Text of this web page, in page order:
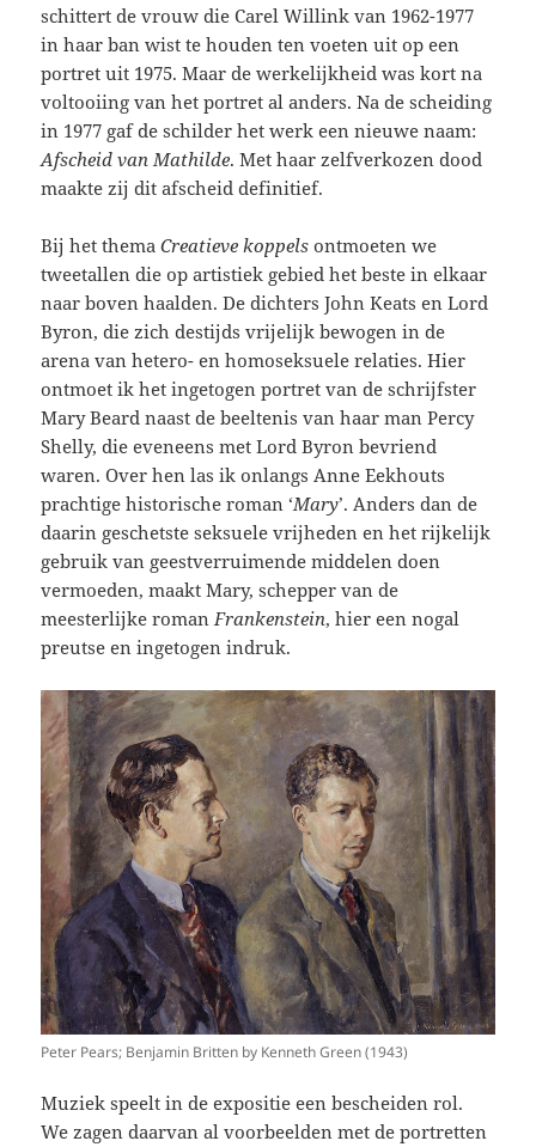
schittert de vrouw die Carel Willink van 1962-1977
in haar ban wist te houden ten voeten uit op een
portret uit 1975. Maar de werkelijkheid was kort na
voltooiing van het portret al anders. Na de scheiding
in 1977 gaf de schilder het werk een nieuwe naam:
Afscheid van Mathilde. Met haar zelfverkozen dood
maakte zij dit afscheid definitief.
Bij het thema Creatieve koppels ontmoeten we
tweetallen die op artistiek gebied het beste in elkaar
naar boven haalden. De dichters John Keats en Lord
Byron, die zich destijds vrijelijk bewogen in de
arena van hetero- en homoseksuele relaties. Hier
ontmoet ik het ingetogen portret van de schrijfster
Mary Beard naast de beeltenis van haar man Percy
Shelly, die eveneens met Lord Byron bevriend
waren. Over hen las ik onlangs Anne Eekhouts
prachtige historische roman ‘Mary’. Anders dan de
daarin geschetste seksuele vrijheden en het rijkelijk
gebruik van geestverruimende middelen doen
vermoeden, maakt Mary, schepper van de
meesterlijke roman Frankenstein, hier een nogal
preutse en ingetogen indruk.
Peter Pears; Benjamin Britten by Kenneth Green (1943)
Muziek speelt in de expositie een bescheiden rol.
We zagen daarvan al voorbeelden met de portretten